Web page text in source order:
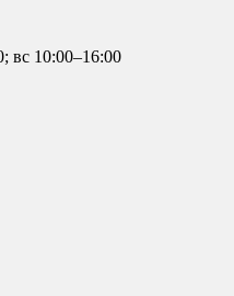
вс 10:00–16:00